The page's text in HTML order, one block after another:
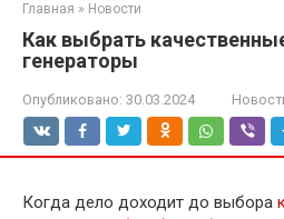
Главная » Новости
Как выбрать
генераторы
Опубликовано: 30.03.2024
Когда дело доходит до выбора